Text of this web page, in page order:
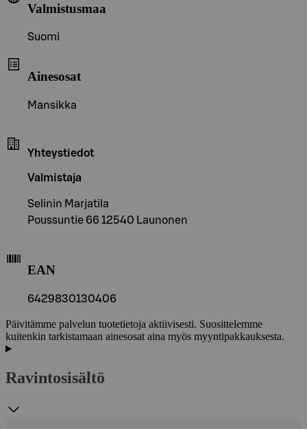
Valmistusmaa
Suomi
Ainesosat
Mansikka
Yhteystiedot
Valmistaja
Selinin Marjatila
Poussuntie 66 12540 Launonen
EAN
6429830130406
Päivitämme palvelun tuotetietoja aktiivisesti. Suosittelemme
kuitenkin tarkistamaan ainesosat aina myös myyntipakkauksesta.
Ravintosisältö